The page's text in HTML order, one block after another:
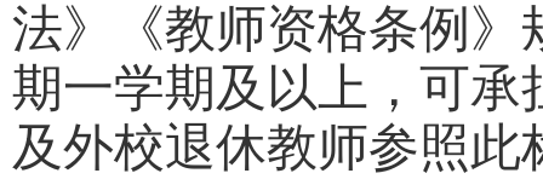
法》《教师资格条例
期一学期及以上，可
及外校退休教师参照此